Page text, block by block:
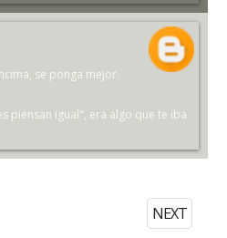
se ponga mejor.
piensan igual", era algo que te iba
NEXT